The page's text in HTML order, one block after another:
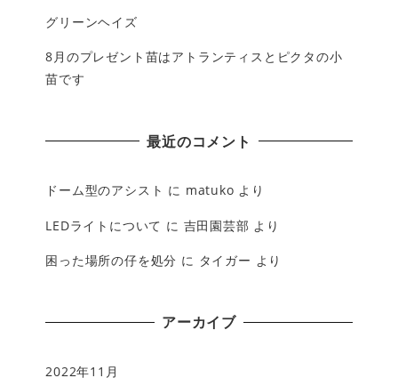
グリーンヘイズ
8月のプレゼント苗はアトランティスとピクタの小
苗です
最近のコメント
ドーム型のアシスト に matuko より
LEDライトについて に 吉田園芸部 より
困った場所の仔を処分 に タイガー より
アーカイブ
2022年11月